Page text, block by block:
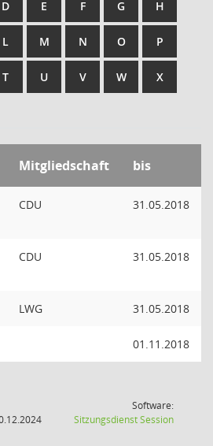
D E F G H
L M N O P
T U V W X
Mitgliedschaft bis
CDU 31.05.2018
CDU 31.05.2018
LWG 31.05.2018
01.11.2018
Software:
SitzungsdienstSession(Wird in